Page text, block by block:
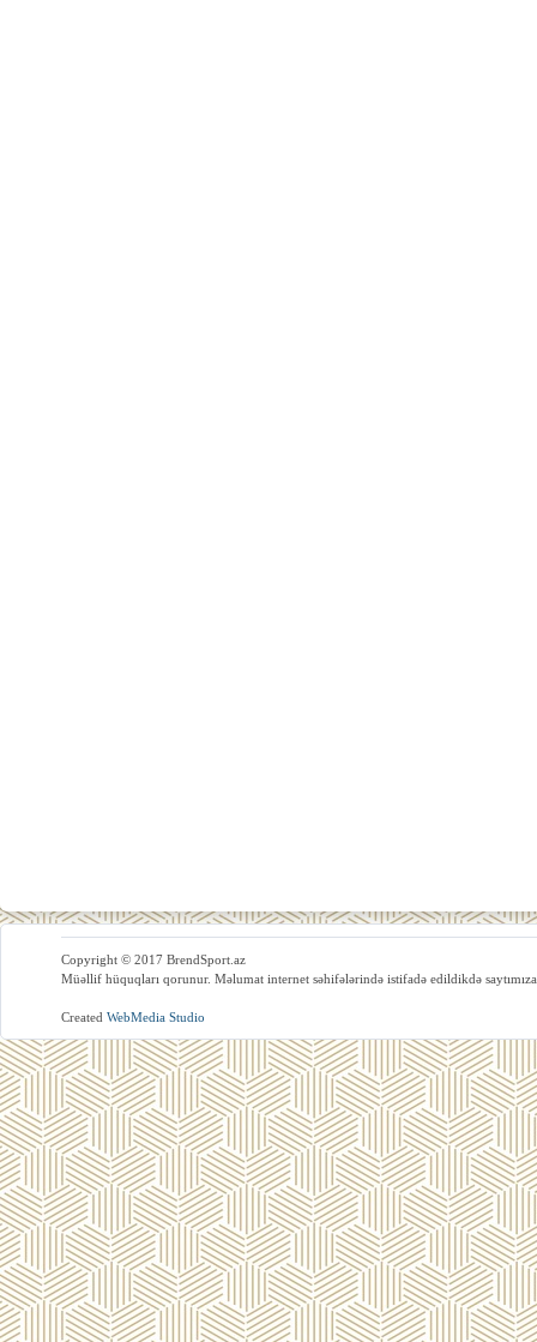
Copyright © 2017 BrendSport.az
Müəllif hüquqları qorunur. Məlumat internet səhifələrində istifadə edildikdə
Created WebMedia Studio